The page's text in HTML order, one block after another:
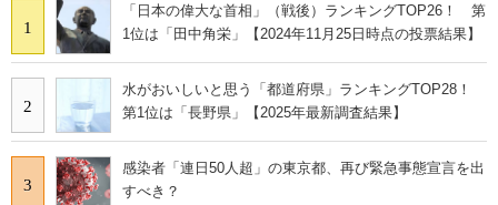
1
「日本の偉大な首相」（戦後）ランキングTOP26！ 第
1位は「田中角栄」【2024年11月25日時点の投票結果】
2
水がおいしいと思う「都道府県」ランキングTOP28！
第1位は「長野県」【2025年最新調査結果】
3
感染者「連日50人超」の東京都、再び緊急事態宣言を出
すべき？